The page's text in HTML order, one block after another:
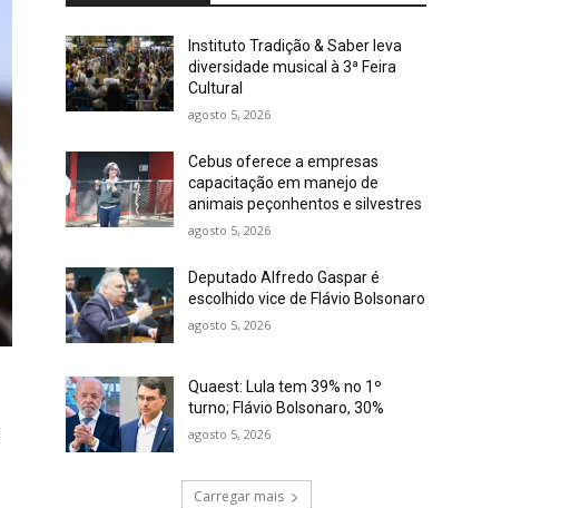
Instituto Tradição & Saber leva
diversidade musical à 3ª Feira
Cultural
agosto 5, 2026
Cebus oferece a empresas
capacitação em manejo de
animais peçonhentos e silvestres
agosto 5, 2026
Deputado Alfredo Gaspar é
escolhido vice de Flávio Bolsonaro
agosto 5, 2026
Quaest: Lula tem 39% no 1º
turno; Flávio Bolsonaro, 30%
agosto 5, 2026
Carregar mais